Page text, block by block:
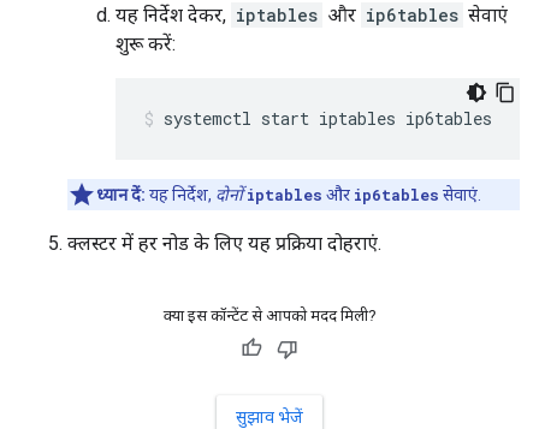
यह निर्देश देकर, iptables और ip6tables सेवाएं
शुरू करें:
systemctl start iptables ip6tables
ध्यान दें: यह निर्देश, दोनों iptables और ip6tables सेवाएं.
क्लस्टर में हर नोड के लिए यह प्रक्रिया दोहराएं.
क्या इस कॉन्टेंट से आपको मदद मिली?
सुझाव भेजें